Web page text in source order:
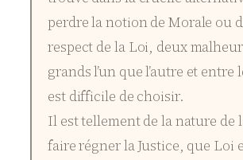
perdre la notion de Morale ou
respect de la Loi, deux
grands l’un que l’autre et entre
est difficile de choisir.
Il est tellement de la nature de
faire régner la Justice, que Loi